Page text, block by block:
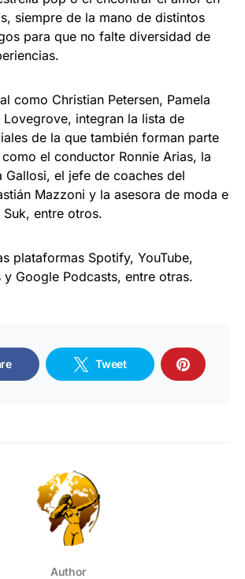
siempre de la mano de distintos
para que no falte diversidad de
como Christian Petersen, Pamela
integran la lista de
de la que también forman parte
el conductor Ronnie Arias, la
Gallosi, el jefe de coaches del
Mazzoni y la asesora de moda e
entre otros.
plataformas Spotify, YouTube,
y Google Podcasts, entre otras.
Tweet
Author